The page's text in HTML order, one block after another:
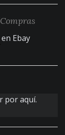
en Ebay
por aquí.